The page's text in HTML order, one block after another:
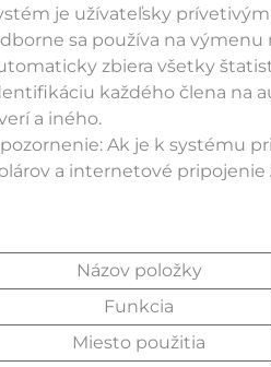
je užívateľsky
sa používa na
zbiera všetky
každého člena na
a iného.
Ak je k systému
a internetové pripojenie
Názov položky
Funkcia
Miesto použitia